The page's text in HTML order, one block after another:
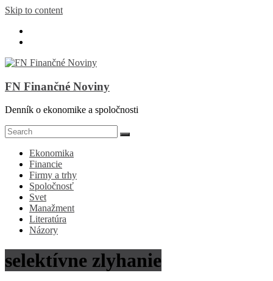
Skip to content
FN Finančné Noviny
Denník o ekonomike a spoločnosti
Ekonomika
Financie
Firmy a trhy
Spoločnosť
Svet
Manažment
Literatúra
Názory
selektívne zlyhanie